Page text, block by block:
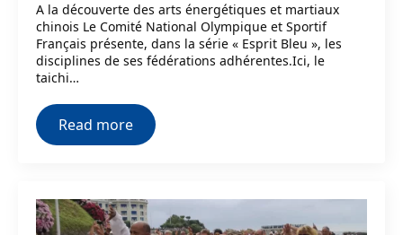
A la découverte des arts énergétiques et martiaux
chinois Le Comité National Olympique et Sportif
Français présente, dans la série « Esprit Bleu », les
disciplines de ses fédérations adhérentes.Ici, le
taichi…
Read more